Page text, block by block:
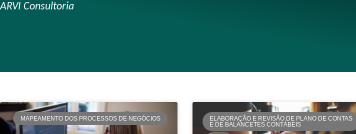
ARVI Consultoria
MAPEAMENTO DOS PROCESSOS DE NEGÓCIOS
ELABORAÇÃO E REVISÃO DE PLANO DE CONTAS
E DE BALANCETES CONTÁBEIS